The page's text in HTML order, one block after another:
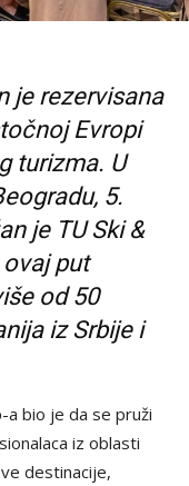
je rezervisana
Evropi
turizma. U
5.
je TU Ski &
put
od 50
iz Srbije i
a bio je da se pruži
iz oblasti
destinacije,